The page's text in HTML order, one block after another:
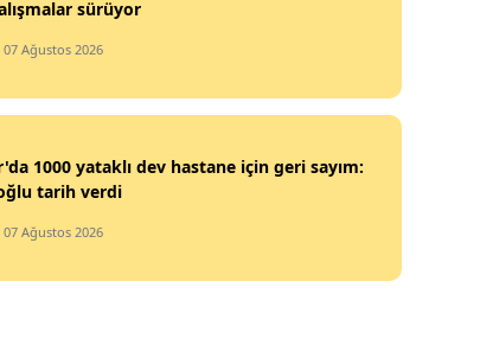
sürüyor
07 Ağustos 2026
1000 yataklı dev hastane için geri sayım:
tarih verdi
07 Ağustos 2026